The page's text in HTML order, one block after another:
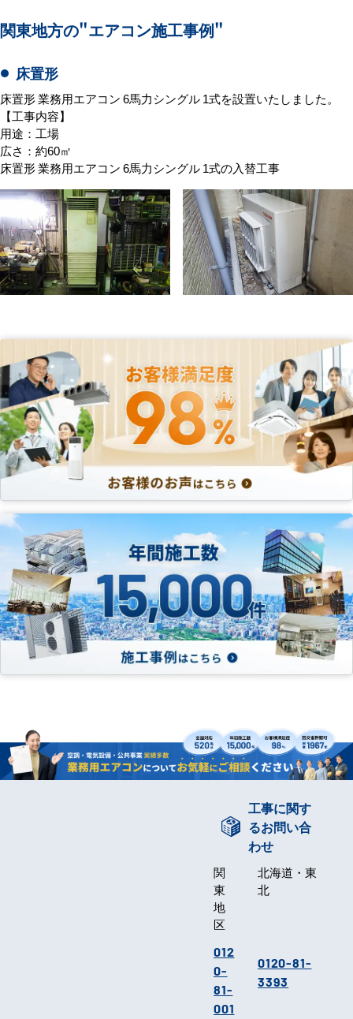
関東地方の"エアコン施工事例"
床置形
床置形 業務用エアコン 6馬力シングル 1式を設置いたしました。
【工事内容】
用途：工場
広さ：約60㎡
床置形 業務用エアコン 6馬力シングル 1式の入替工事
工事に関す
るお問い合
わせ
関
東
地
区
012
0-
81-
001
北海道・東
北
0120-81-
3393